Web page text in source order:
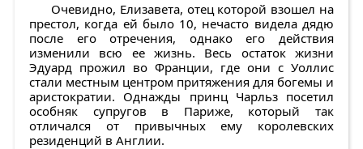
Очевидно, Елизавета, отец которой взошел на
престол, когда ей было 10, нечасто видела дядю
после его отречения, однако его действия
изменили всю ее жизнь. Весь остаток жизни
Эдуард прожил во Франции, где они с Уоллис
стали местным центром притяжения для богемы и
аристократии. Однажды принц Чарльз посетил
особняк супругов в Париже, который так
отличался от привычных ему королевских
резиденций в Англии.